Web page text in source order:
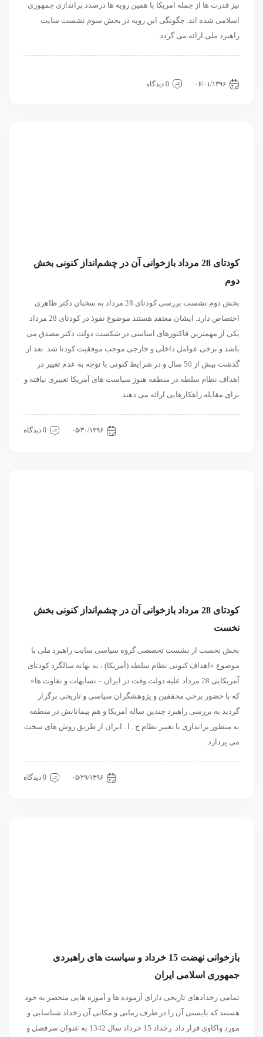
نیز قدرت ها از جمله امریکا با همین رویه ها درصدد براندازی جمهوری
اسلامی شده اند. چگونگی این رویه در بخش سوم نشست سایت
راهبرد ملی ارائه می گردد.
۰۶/۰۱/۱۳۹۶
0 دیدگاه
کودتای 28 مرداد بازخوانی آن در چشم‌انداز کنونی بخش
دوم
بخش دوم نشست بررسی کودتای 28 مرداد به سخنان دکتر طاهری
اختصاص دارد. ایشان معتقد هستند موضوع نفوذ در کودتای 28 مرداد
یکی از مهمترین فاکتورهای اساسی در شکست دولت دکتر مصدق می
باشد و برخی عوامل داخلی و خارجی موجب موفقیت کودتا شد. بعد از
گذشت بیش از 50 سال و در شرایط کنونی با توجه به عدم تغییر در
اهداف نظام سلطه در منطقه هنوز سیاست های آمریکا تغییری نیافته و
برای مقابله راهکارهایی ارائه می دهند.
۰۵/۳۰/۱۳۹۶ 0 دیدگاه
کودتای 28 مرداد بازخوانی آن در چشم‌انداز کنونی بخش
نخست
بخش نخست از نشست تخصصی گروه سیاسی سایت راهبرد ملی با
موضوع «اهداف کنونی نظام سلطه (آمریکا) ، به بهانه سالگرد کودتای
آمریکایی 28 مرداد علیه دولت وقت در ایران – تشابهات و تفاوت ها»
که با حضور برخی محققین و پژوهشگران سیاسی و تاریخی برگزار
گردید به بررسی راهبرد چندین ساله آمریکا و هم پیمانانش در منطقه
به منظور براندازی یا تغییر نظام ج . ا . ایران از طریق روش های سخت
می پردازد.
۰۵/۲۹/۱۳۹۶ 0 دیدگاه
بازخوانی نهضت 15 خرداد و سیاست های راهبردی
جمهوری اسلامی ایران
تمامی رخدادهای تاریخی دارای آزموده ها و آموزه هایی منحصر به خود
هستند که بایستی آن را در ظرف زمانی و مکانی آن رخداد شناسایی و
مورد واکاوی قرار داد. رخداد 15 خرداد سال 1342 به عنوان سرفصل و